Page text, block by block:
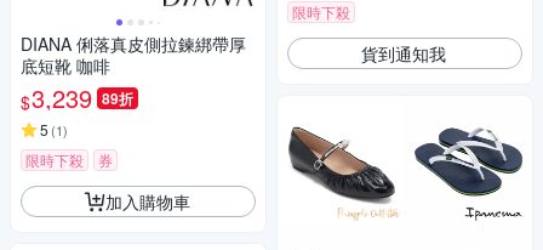
DIANA 俐落真皮側拉鍊綁帶厚
底短靴 咖啡
$3,239 89折
5 (1)
限時下殺 券
加入購物車
限時下殺
貨到通知我